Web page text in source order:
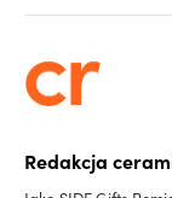
Redakcja